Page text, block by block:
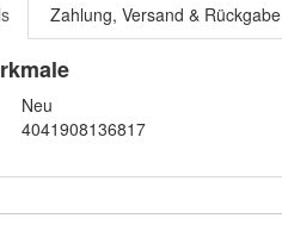
Zahlung, Versand & Rückgabe
Neu
4041908136817